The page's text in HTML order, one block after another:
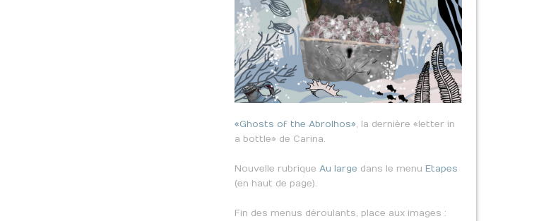
«Ghosts of the Abrolhos», la dernière «letter in
a bottle» de Carina.
Nouvelle rubriqueAu large dans le menuEtapes
(en haut de page).
Fin des menus déroulants, place aux images :